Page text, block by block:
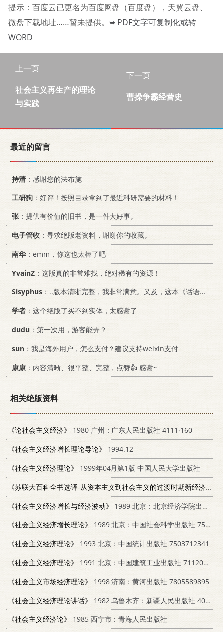
提示：百度云已更名为百度网盘（百度盘），天翼云盘、
微盘下载地址……暂未提供。 ➥ PDF文字可复制化或转
WORD
上一页
社会主义再生产的理论
与实践
下一页
曹操争霸经营史
最近的留言
持清 ：感谢您的法布施
工研狗 ：好评！按照目录拿到了最近科研需要的材料！
张：提供有价值的旧书，是一件大好事。
电子管收 ：寻求绝版老资料，谢谢你的收藏。
南华：emm，你这也太棒了吧
YvainZ ：这版真的非常难找，绝对稀有的资源！
Sisyphus ：..版本清晰完整，我非常满意。又及，这本《话语的真相》...
学者 ：这个绝版了买不到实体，太感谢了
dudu ：第一次用，游客能弄？
sun ：我是海外用户，怎么支付？建议支持weixin支付
康康 ：内容清晰、很平整、完整，点赞👍 感谢~
相关绝版资料
《论社会主义经济》
1980 广州：广东人民出版社 4111·160
《社会主义经济增长理论导论》
1994.12
《社会主义经济理论》
1999年04月第1版 中国人民大学出版社
《苏联大百科全书选译-从资本主义到社会主义的过渡时期新经济政策》
《社会主义经济增长与经济波动》
1989 北京：北京经济学院出版社 7563800875
《社会主义经济增长理论》
1989 北京：中国社会科学出版社 7500403038
《社会主义经济理论》
1993 北京：中国统计出版社 7503712341
《社会主义经济理论》
1991 北京：中国建筑工业出版社 7112013410
《社会主义市场经济理论》
1998 济南：黄河出版社 7805589895
《社会主义经济理论讲话》
1982 乌鲁木齐：新疆人民出版社 4098·5
《社会主义经济论》
1985 西宁市：青海人民出版社